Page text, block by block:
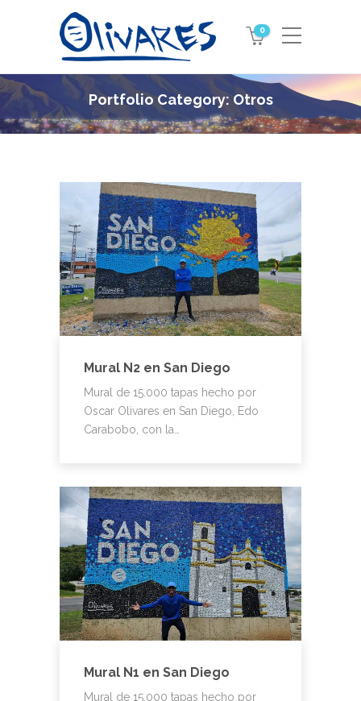
0
Portfolio Category:Otros
Mural N2 en San Diego
Mural de 15.000 tapas hecho por
Oscar Olivares en San Diego, Edo
Carabobo, con la…
Mural N1 en San Diego
Mural de 15.000 tapas hecho por